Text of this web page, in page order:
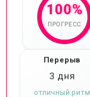
100%
ПРОГРЕСС
Перерыв
3 дня
отличный ритм